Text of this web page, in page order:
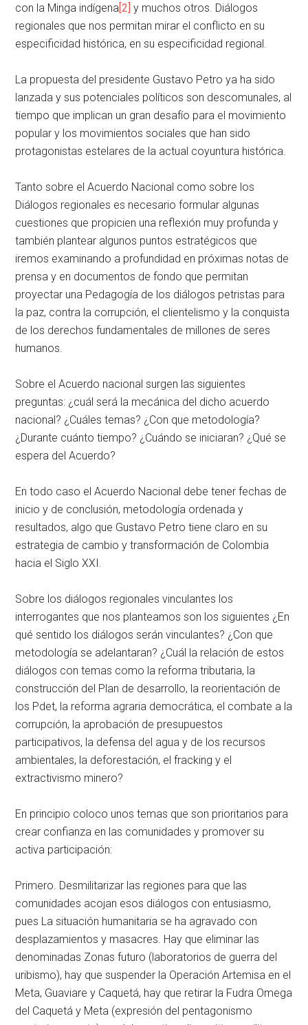
con la Minga indígena[2] y muchos otros. Diálogos
regionales que nos permitan mirar el conflicto en su
especificidad histórica, en su especificidad regional.
La propuesta del presidente Gustavo Petro ya ha sido
lanzada y sus potenciales políticos son descomunales, al
tiempo que implican un gran desafío para el movimiento
popular y los movimientos sociales que han sido
protagonistas estelares de la actual coyuntura histórica.
Tanto sobre el Acuerdo Nacional como sobre los
Diálogos regionales es necesario formular algunas
cuestiones que propicien una reflexión muy profunda y
también plantear algunos puntos estratégicos que
iremos examinando a profundidad en próximas notas de
prensa y en documentos de fondo que permitan
proyectar una Pedagogía de los diálogos petristas para
la paz, contra la corrupción, el clientelismo y la conquista
de los derechos fundamentales de millones de seres
humanos.
Sobre el Acuerdo nacional surgen las siguientes
preguntas: ¿cuál será la mecánica del dicho acuerdo
nacional? ¿Cuáles temas? ¿Con que metodología?
¿Durante cuánto tiempo? ¿Cuándo se iniciaran? ¿Qué se
espera del Acuerdo?
En todo caso el Acuerdo Nacional debe tener fechas de
inicio y de conclusión, metodología ordenada y
resultados, algo que Gustavo Petro tiene claro en su
estrategia de cambio y transformación de Colombia
hacia el Siglo XXI.
Sobre los diálogos regionales vinculantes los
interrogantes que nos planteamos son los siguientes ¿En
qué sentido los diálogos serán vinculantes? ¿Con que
metodología se adelantaran? ¿Cuál la relación de estos
diálogos con temas como la reforma tributaria, la
construcción del Plan de desarrollo, la reorientación de
los Pdet, la reforma agraria democrática, el combate a la
corrupción, la aprobación de presupuestos
participativos, la defensa del agua y de los recursos
ambientales, la deforestación, el fracking y el
extractivismo minero?
En principio coloco unos temas que son prioritarios para
crear confianza en las comunidades y promover su
activa participación:
Primero. Desmilitarizar las regiones para que las
comunidades acojan esos diálogos con entusiasmo,
pues La situación humanitaria se ha agravado con
desplazamientos y masacres. Hay que eliminar las
denominadas Zonas futuro (laboratorios de guerra del
uribismo), hay que suspender la Operación Artemisa en el
Meta, Guaviare y Caquetá, hay que retirar la Fudra Omega
del Caquetá y Meta (expresión del pentagonismo